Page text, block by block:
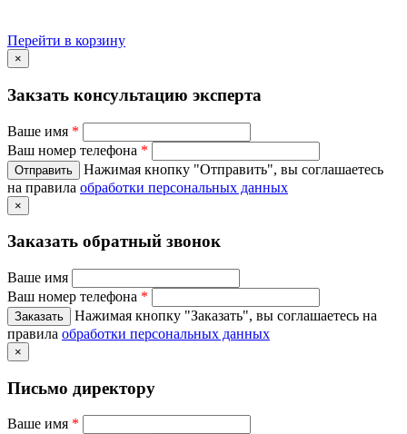
Перейти в корзину
×
Закзать консультацию эксперта
Ваше имя *
Ваш номер телефона *
Нажимая кнопку "Отправить", вы соглашаетесь
на правила обработки персональных данных
×
Заказать обратный звонок
Ваше имя
Ваш номер телефона *
Нажимая кнопку "Заказать", вы соглашаетесь на
правила обработки персональных данных
×
Письмо директору
Ваше имя *